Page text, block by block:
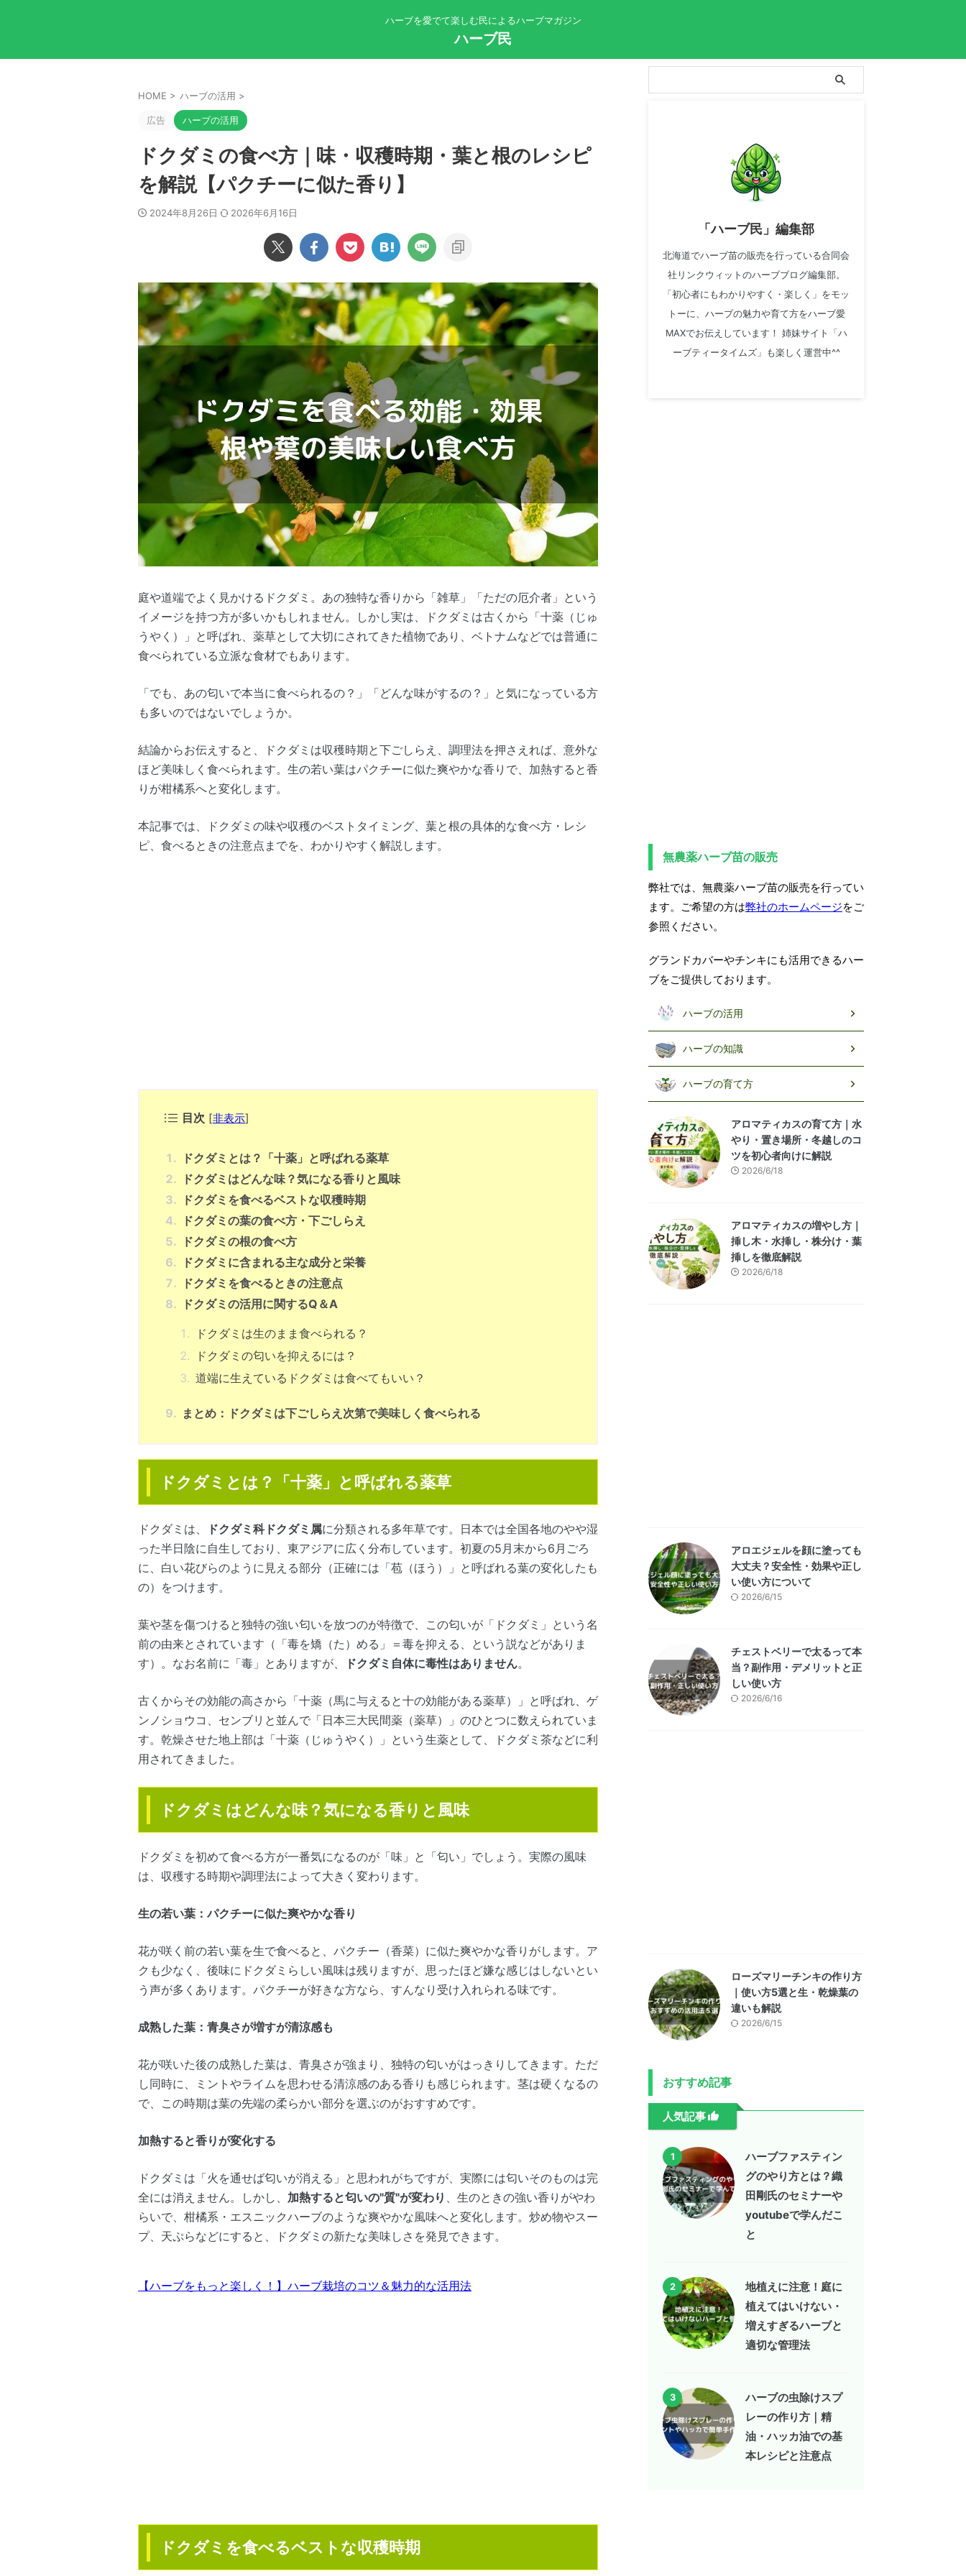
ハーブを愛でて楽しむ民によるハーブマガジン
ハーブ民
HOME > ハーブの活用 >
広告 ハーブの活用
ドクダミの食べ方｜味・収穫時期・葉と根のレシピ
を解説【パクチーに似た香り】
2024年8月26日 2026年6月16日
庭や道端でよく見かけるドクダミ。あの独特な香りから「雑草」「ただの厄介者」という
イメージを持つ方が多いかもしれません。しかし実は、ドクダミは古くから「十薬（じゅ
うやく）」と呼ばれ、薬草として大切にされてきた植物であり、ベトナムなどでは普通に
食べられている立派な食材でもあります。
「でも、あの匂いで本当に食べられるの？」「どんな味がするの？」と気になっている方
も多いのではないでしょうか。
結論からお伝えすると、ドクダミは収穫時期と下ごしらえ、調理法を押さえれば、意外な
ほど美味しく食べられます。生の若い葉はパクチーに似た爽やかな香りで、加熱すると香
りが柑橘系へと変化します。
本記事では、ドクダミの味や収穫のベストタイミング、葉と根の具体的な食べ方・レシ
ピ、食べるときの注意点までを、わかりやすく解説します。
目次 [非表示]
ドクダミとは？「十薬」と呼ばれる薬草
ドクダミはどんな味？気になる香りと風味
ドクダミを食べるベストな収穫時期
ドクダミの葉の食べ方・下ごしらえ
ドクダミの根の食べ方
ドクダミに含まれる主な成分と栄養
ドクダミを食べるときの注意点
ドクダミの活用に関するQ＆A
ドクダミは生のまま食べられる？
ドクダミの匂いを抑えるには？
道端に生えているドクダミは食べてもいい？
まとめ：ドクダミは下ごしらえ次第で美味しく食べられる
ドクダミとは？「十薬」と呼ばれる薬草
ドクダミは、 ドクダミ科ドクダミ属に分類される多年草です。日本では全国各地のやや湿
った半日陰に自生しており、東アジアに広く分布しています。初夏の5月末から6月ごろ
に、白い花びらのように見える部分（正確には「苞（ほう）」と呼ばれる葉の変化したも
の）をつけます。
葉や茎を傷つけると独特の強い匂いを放つのが特徴で、この匂いが「ドクダミ」という名
前の由来とされています（「毒を矯（た）める」＝毒を抑える、という説などがありま
す）。なお名前に「毒」とありますが、
ドクダミ自体に毒性はありません。
古くからその効能の高さから「十薬（馬に与えると十の効能がある薬草）」と呼ばれ、ゲ
ンノショウコ、センブリと並んで「日本三大民間薬（薬草）」のひとつに数えられていま
す。乾燥させた地上部は「十薬（じゅうやく）」という生薬として、ドクダミ茶などに利
用されてきました。
ドクダミはどんな味？気になる香りと風味
ドクダミを初めて食べる方が一番気になるのが「味」と「匂い」でしょう。実際の風味
は、収穫する時期や調理法によって大きく変わります。
生の若い葉：パクチーに似た爽やかな香り
花が咲く前の若い葉を生で食べると、パクチー（香菜）に似た爽やかな香りがします。ア
クも少なく、後味にドクダミらしい風味は残りますが、思ったほど嫌な感じはしないとい
う声が多くあります。パクチーが好きな方なら、すんなり受け入れられる味です。
成熟した葉：青臭さが増すが清涼感も
花が咲いた後の成熟した葉は、青臭さが強まり、独特の匂いがはっきりしてきます。ただ
し同時に、ミントやライムを思わせる清涼感のある香りも感じられます。茎は硬くなるの
で、この時期は葉の先端の柔らかい部分を選ぶのがおすすめです。
加熱すると香りが変化する
ドクダミは「火を通せば匂いが消える」と思われがちですが、実際には匂いそのものは完
全には消えません。しかし、 加熱すると匂いの"質"が変わり 、生のときの強い香りがやわ
らいで、柑橘系・エスニックハーブのような爽やかな風味へと変化します。炒め物やスー
プ、天ぷらなどにすると、ドクダミの新たな美味しさを発見できます。
【ハーブをもっと楽しく！】ハーブ栽培のコツ＆魅力的な活用法
ドクダミを食べるベストな収穫時期
「ハーブ民」編集部
北海道でハーブ苗の販売を行っている合同会
社リンクウィットのハーブブログ編集部。
「初心者にもわかりやすく・楽しく」をモッ
トーに、ハーブの魅力や育て方をハーブ愛
MAXでお伝えしています！ 姉妹サイト「ハ
ーブティータイムズ」も楽しく運営中^^
無農薬ハーブ苗の販売
弊社では、無農薬ハーブ苗の販売を行ってい
ます。ご希望の方は弊社のホームページをご
参照ください。
グランドカバーやチンキにも活用できるハー
ブをご提供しております。
ハーブの活用
ハーブの知識
ハーブの育て方
アロマティカスの育て方｜水
やり・置き場所・冬越しのコ
ツを初心者向けに解説
2026/6/18
アロマティカスの増やし方｜
挿し木・水挿し・株分け・葉
挿しを徹底解説
2026/6/18
アロエジェルを顔に塗っても
大丈夫？安全性・効果や正し
い使い方について
2026/6/15
チェストベリーで太るって本
当？副作用・デメリットと正
しい使い方
2026/6/16
ローズマリーチンキの作り方
｜使い方5選と生・乾燥葉の
違いも解説
2026/6/15
おすすめ記事
人気記事
1
ハーブファスティン
グのやり方とは？織
田剛氏のセミナーや
youtubeで学んだこ
と
2
地植えに注意！庭に
植えてはいけない・
増えすぎるハーブと
適切な管理法
3
ハーブの虫除けスプ
レーの作り方｜精
油・ハッカ油での基
本レシピと注意点